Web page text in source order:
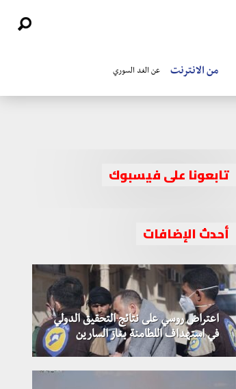
من الانترنت عن الغد السوري
تابعونا على فيسبوك
أحدث الإضافات
اعتراض روسي على نتائج التحقيق الدولي
في استهداف اللطامنة بغاز السارين